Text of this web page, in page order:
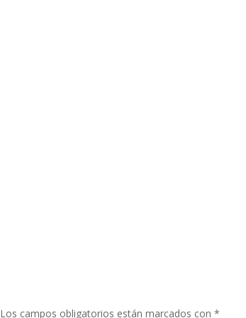
Los campos obligatorios están marcados con*